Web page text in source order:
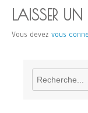
LAISSER
Vous devez vous
Rechercher